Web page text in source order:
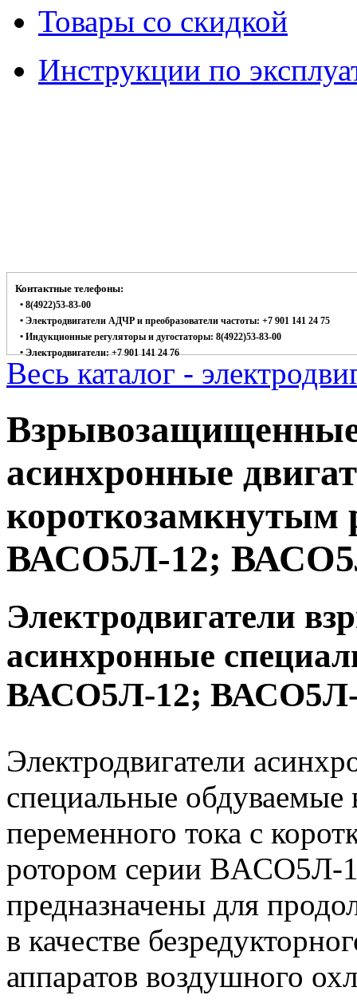
Товары со скидкой
Инструкции по
Контактные телефоны:
• 8(4922)53-83-00
• Электродвигатели АДЧР и преобразователи частоты: +7 901 141 24 75
• Индукционные регуляторы и дугостаторы: 8(4922)53-83-00
• Электродвигатели: +7 901 141 24 76
Весь каталог -
асинхронные
короткозамкнутым
ВАСО5Л-12;
Электродвигатели
асинхронные
ВАСО5Л-12;
Электродвигатели
специальные обдуваемые
переменного тока с
ротором серии
предназначены для
в качестве
аппаратов воздушного